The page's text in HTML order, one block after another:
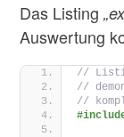
Das Listing
Auswertung
//
//
//